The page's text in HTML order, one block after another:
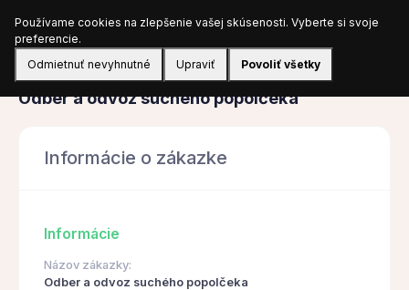
Prihlásiť sa
Obstarávanie
Odber a odvoz suchého popolčeka
Informácie o zákazke
Informácie
Názov zákazky:
Odber a odvoz suchého popolčeka
Používame cookies na zlepšenie vašej skúsenosti. Vyberte si svoje
preferencie.
Odmietnuť nevyhnutné
Upraviť Povoliť všetky